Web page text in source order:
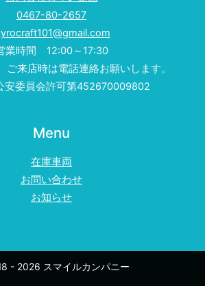
0467-80-2657
業時間 12:00～17:30
来店時は電話連絡お願いします。
安委員会許可第452670009802
Menu
在庫車両
お問い合わせ
お知らせ
- 2026 スマイルカンパニー